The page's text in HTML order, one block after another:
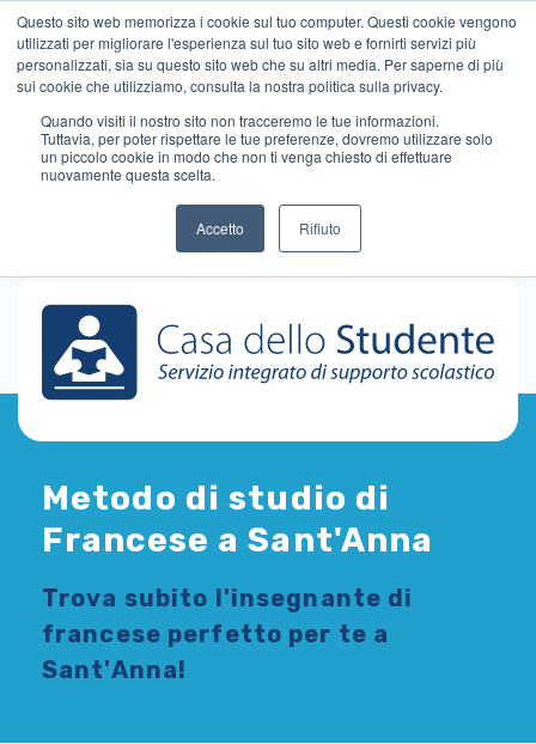
Questo sito web memorizza i cookie sul tuo computer. Questi cookie vengono
utilizzati per migliorare l'esperienza sul tuo sito web e fornirti servizi più
personalizzati, sia su questo sito web che su altri media. Per saperne di più
sui cookie che utilizziamo, consulta la nostra politica sulla privacy.
Quando visiti il ​​nostro sito non tracceremo le tue informazioni.
Tuttavia, per poter rispettare le tue preferenze, dovremo utilizzare solo
un piccolo cookie in modo che non ti venga chiesto di effettuare
nuovamente questa scelta.
Accetto Rifiuto
Metodo di studio di
Francese a Sant'Anna
Trova subito l'insegnante di
francese perfetto per te a
Sant'Anna!